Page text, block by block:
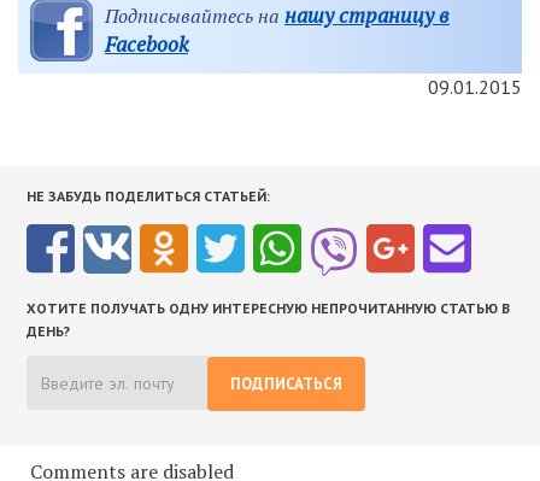
Подписывайтесь на нашу страницу в
Facebook
09.01.2015
НЕ ЗАБУДЬ ПОДЕЛИТЬСЯ СТАТЬЕЙ:
ХОТИТЕ ПОЛУЧАТЬ ОДНУ ИНТЕРЕСНУЮ НЕПРОЧИТАННУЮ СТАТЬЮ В
ДЕНЬ?
ПОДПИСАТЬСЯ
Comments are disabled